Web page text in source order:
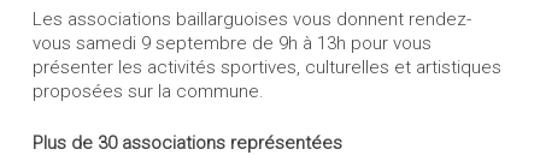
Les associations baillarguoises vous donnent rendez-
vous samedi 9 septembre de 9h à 13h pour vous
présenter les activités sportives, culturelles et artistiques
proposées sur la commune.
Plus de 30 associations représentées